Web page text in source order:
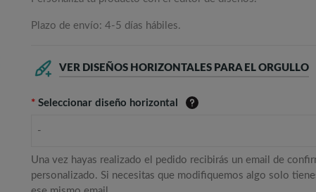
Plazo de envío: 4-5 días hábiles.
VER DISEÑOS HORIZONTALES PARA EL ORGULLO
* Seleccionar diseño horizontal
-
Una vez hayas realizado el pedido recibirás un email de
personalizado. Si necesitas que modifiquemos algo solo